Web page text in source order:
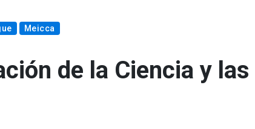
Meicca
de la Ciencia y